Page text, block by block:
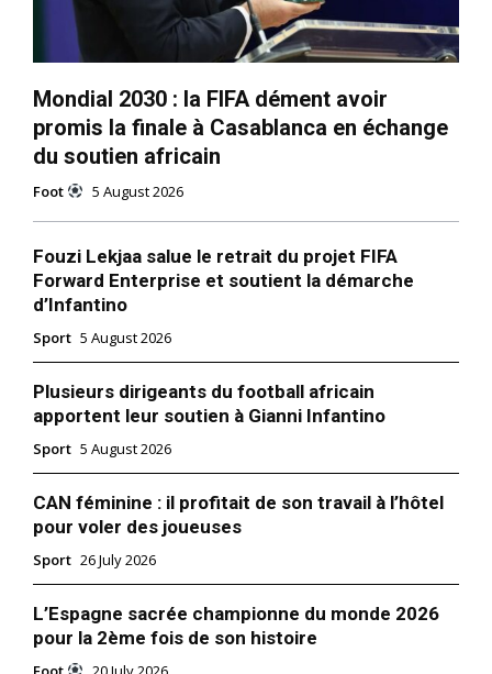
Mondial 2030 : la FIFA dément avoir
promis la finale à Casablanca en échange
du soutien africain
Foot 5 August 2026
Fouzi Lekjaa salue le retrait du projet FIFA
Forward Enterprise et soutient la démarche
d’Infantino
Sport 5 August 2026
Plusieurs dirigeants du football africain
apportent leur soutien à Gianni Infantino
Sport 5 August 2026
CAN féminine : il profitait de son travail à l’hôtel
pour voler des joueuses
Sport 26 July 2026
L’Espagne sacrée championne du monde 2026
pour la 2ème fois de son histoire